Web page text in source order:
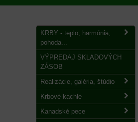
KRBY - teplo, harmónia,
pohoda...
VÝPREDAJ SKLADOVÝCH
ZÁSOB
Realizácie, galéria, štúdio
Krbové kachle
Kanadské pece